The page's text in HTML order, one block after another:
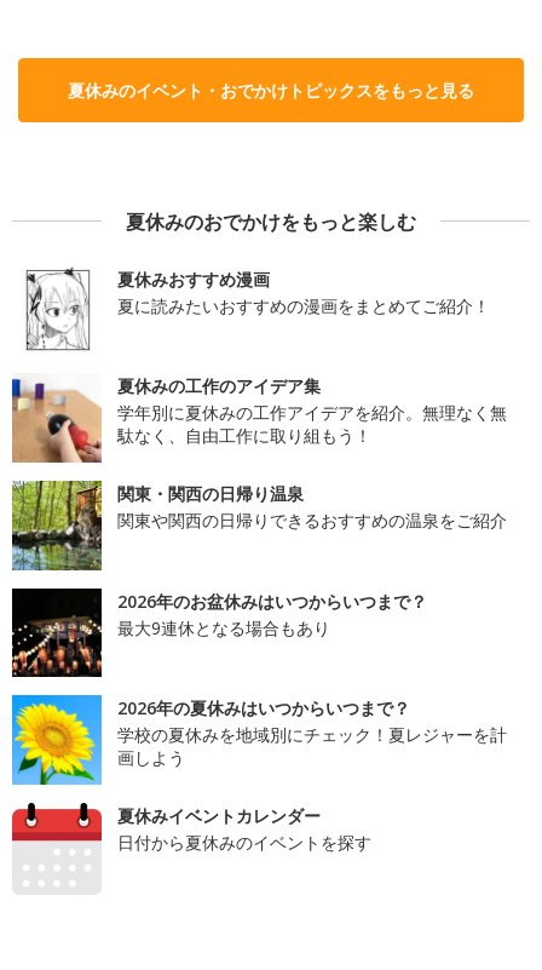
夏休みのイベント・おでかけトピックスをもっと見る
夏休みのおでかけをもっと楽しむ
夏休みおすすめ漫画
夏に読みたいおすすめの漫画をまとめてご紹介！
夏休みの工作のアイデア集
学年別に夏休みの工作アイデアを紹介。無理なく無
駄なく、自由工作に取り組もう！
関東・関西の日帰り温泉
関東や関西の日帰りできるおすすめの温泉をご紹介
2026年のお盆休みはいつからいつまで？
最大9連休となる場合もあり
2026年の夏休みはいつからいつまで？
学校の夏休みを地域別にチェック！夏レジャーを計
画しよう
夏休みイベントカレンダー
日付から夏休みのイベントを探す